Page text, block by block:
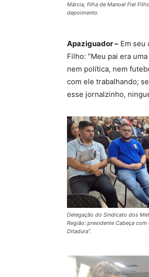
Márcia, filha de Manoel Fiel
depoimento.
Apaziguador – Em seu
Filho: “Meu pai era
nem política, nem
com ele trabalhando;
esse jornalzinho,
Delegação do Sindicato dos
Região: presidente Cabeça
Ditadura”.